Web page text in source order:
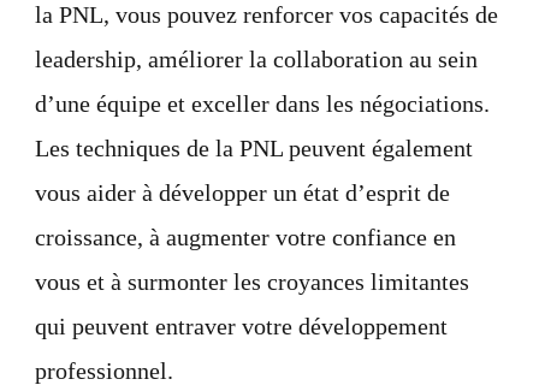
la PNL, vous pouvez renforcer vos capacités de
leadership, améliorer la collaboration au sein
d’une équipe et exceller dans les négociations.
Les techniques de la PNL peuvent également
vous aider à développer un état d’esprit de
croissance, à augmenter votre confiance en
vous et à surmonter les croyances limitantes
qui peuvent entraver votre développement
professionnel.